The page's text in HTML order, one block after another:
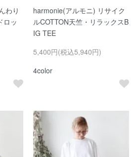
わり
ロッ
harmonie(アルモニ) リサイク
ルCOTTON天竺・リラックスB
IG TEE
5,400円(税込5,940円)
4color